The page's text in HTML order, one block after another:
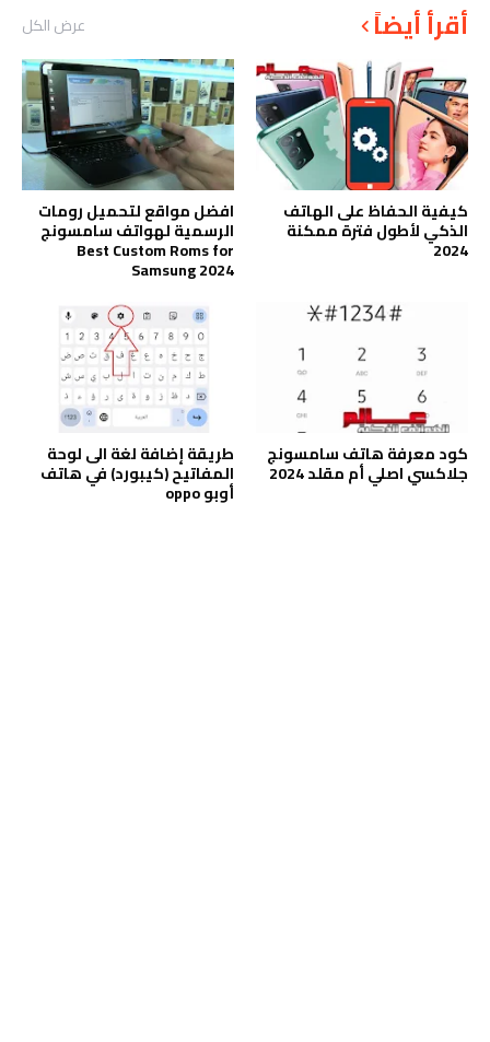
أقرأ أيضاً عرض الكل
كيفية الحفاظ على الهاتف
الذكي لأطول فترة ممكنة
2024
افضل مواقع لتحميل رومات
الرسمية لهواتف سامسونج
Best Custom Roms for
Samsung 2024
كود معرفة هاتف سامسونج
جلاكسي اصلي أم مقلد 2024
طريقة إضافة لغة الى لوحة
المفاتيح (كيبورد) في هاتف
أوبو oppo